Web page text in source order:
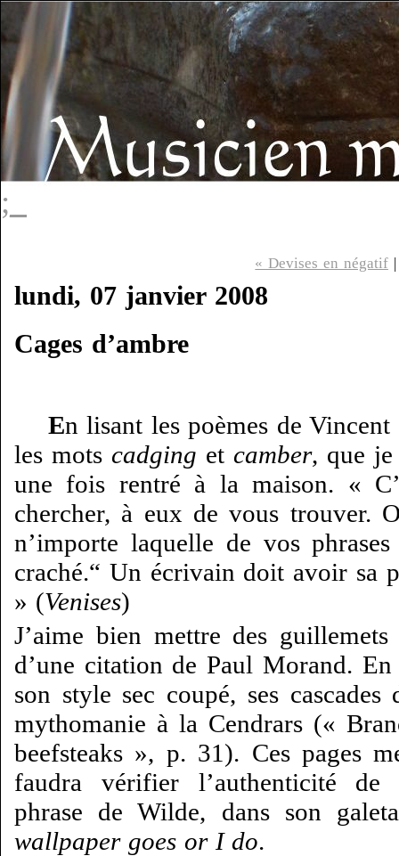
;_
« Devises en négatif
lundi, 07 janvier 2008
Cages d’ambre
En lisant les poèmes de
les mots cadging et camber, que
une fois rentré à la maison. «
chercher, à eux de vous trouver.
n’importe laquelle de vos
craché.“ Un écrivain doit avoir sa
» (Venises)
J’aime bien mettre des
d’une citation de Paul Morand.
son style sec coupé, ses
mythomanie à la Cendrars («
beefsteaks », p. 31). Ces pages
faudra vérifier l’authenticité de
phrase de Wilde, dans son
wallpaper goes or I do.